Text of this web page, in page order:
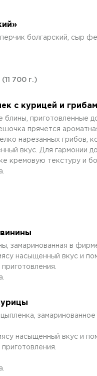
болгарский, сыр
(11 700 г.)
с курицей и
блины, приготовленные
прячется
нарезанных грибов,
вкус. Для гармонии
кремовую текстуру и
замаринованная в
насыщенный вкус и
насыщенный вкус и